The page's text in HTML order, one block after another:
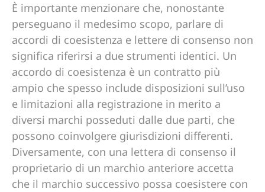
È importante menzionare che, nonostante
perseguano il medesimo scopo, parlare di
accordi di coesistenza e lettere di consenso non
significa riferirsi a due strumenti identici. Un
accordo di coesistenza è un contratto più
ampio che spesso include disposizioni sull’uso
e limitazioni alla registrazione in merito a
diversi marchi posseduti dalle due parti, che
possono coinvolgere giurisdizioni differenti.
Diversamente, con una lettera di consenso il
proprietario di un marchio anteriore accetta
che il marchio successivo possa coesistere con